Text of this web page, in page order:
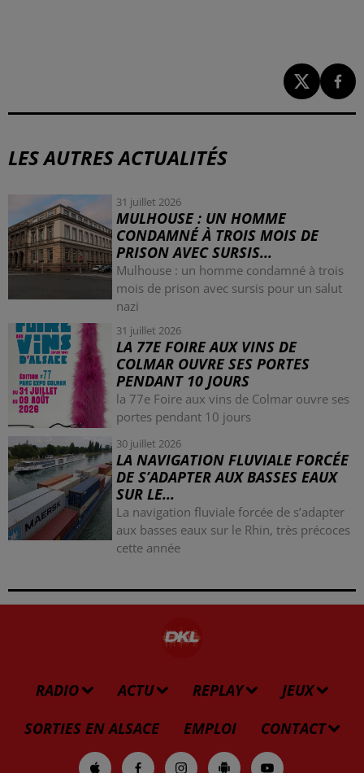
LES AUTRES ACTUALITÉS
31 juillet 2026
MULHOUSE : UN HOMME
CONDAMNÉ À TROIS MOIS DE
PRISON AVEC SURSIS...
Mulhouse : un homme condamné à trois
mois de prison avec sursis pour un salut
nazi
31 juillet 2026
LA 77E FOIRE AUX VINS DE
COLMAR OUVRE SES PORTES
PENDANT 10 JOURS
la 77e Foire aux vins de Colmar ouvre ses
portes pendant 10 jours
30 juillet 2026
LA NAVIGATION FLUVIALE FORCÉE
DE S’ADAPTER AUX BASSES EAUX
SUR LE...
La navigation fluviale forcée de s’adapter
aux basses eaux sur le Rhin, très précoces
cette année
RADIO ACTU REPLAY
JEUX
SORTIES EN ALSACE
EMPLOI CONTACT